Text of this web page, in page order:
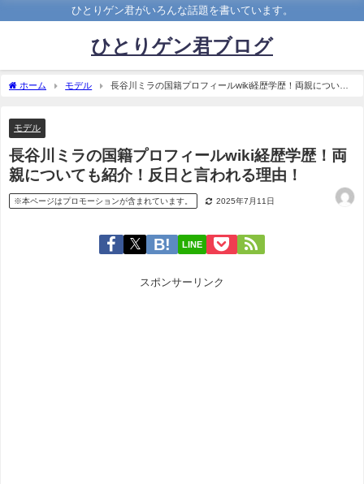
ひとりゲン君がいろんな話題を書いています。
ひとりゲン君ブログ
ホーム モデル
長谷川ミラの国籍プロフィールwiki経歴学歴！両親について
モデル
長谷川ミラの国籍プロフィールwiki経歴学歴！両
親についても紹介！反日と言われる理由！
※本ページはプロモーションが含まれています。 2025年7月11日
LINE
スポンサーリンク